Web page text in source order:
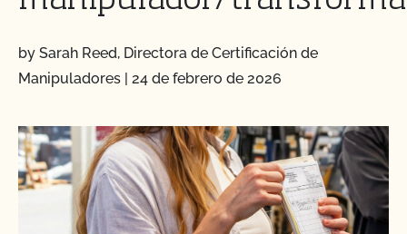
by Sarah Reed, Directora de Certificación de
Manipuladores | 24 de febrero de 2026